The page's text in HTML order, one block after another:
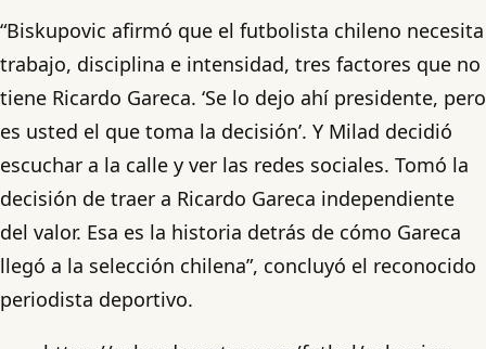
“Biskupovic afirmó que el futbolista chileno necesita
trabajo, disciplina e intensidad, tres factores que no
tiene Ricardo Gareca. ‘Se lo dejo ahí presidente, pero
es usted el que toma la decisión’. Y Milad decidió
escuchar a la calle y ver las redes sociales. Tomó la
decisión de traer a Ricardo Gareca independiente
del valor. Esa es la historia detrás de cómo Gareca
llegó a la selección chilena”, concluyó el reconocido
periodista deportivo.